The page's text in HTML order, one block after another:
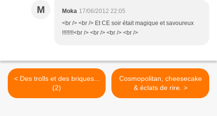
M Moka 17/06/2012 22:05
<br /> <br /> Et CE soir était magique et savoureux
!!!!!!!!<br /> <br /> <br /> <br />
< Des trolls et des briques...
(2)
Cosmopolitan, cheesecake
& éclats de rire. >